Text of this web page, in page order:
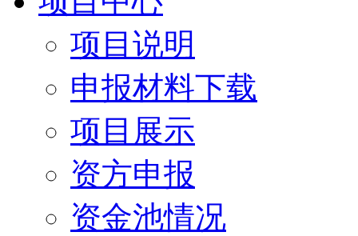
项目说明
申报材料下载
项目展示
资方申报
资金池情况